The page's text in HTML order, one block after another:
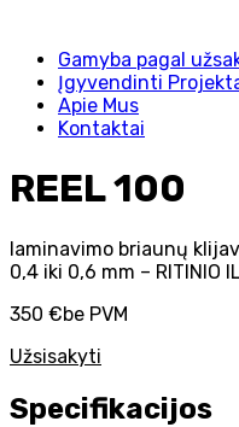
Gamyba pagal
Įgyvendinti
Apie Mus
Kontaktai
REEL 100
laminavimo briaunų
0,4 iki 0,6 mm – RITINIO
350 €be PVM
Užsisakyti
Specifikacijos